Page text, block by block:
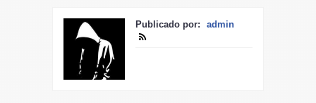
Publicado por: admin